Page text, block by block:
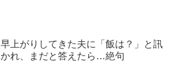
早上がりしてきた夫に「飯は？」と訊
かれ、まだと答えたら…絶句